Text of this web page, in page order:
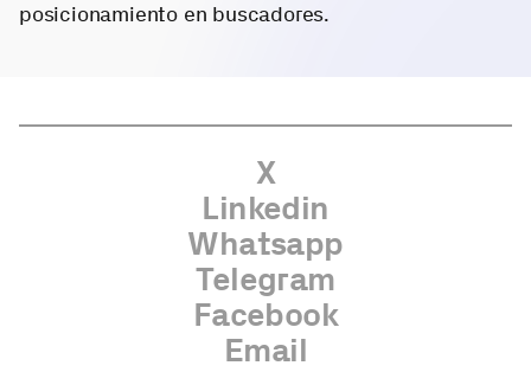
posicionamiento en buscadores.
X
Linkedin
Whatsapp
Telegram
Facebook
Email